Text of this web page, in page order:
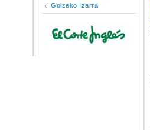
Goizeko Izarra